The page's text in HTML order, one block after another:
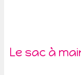
Le sac à